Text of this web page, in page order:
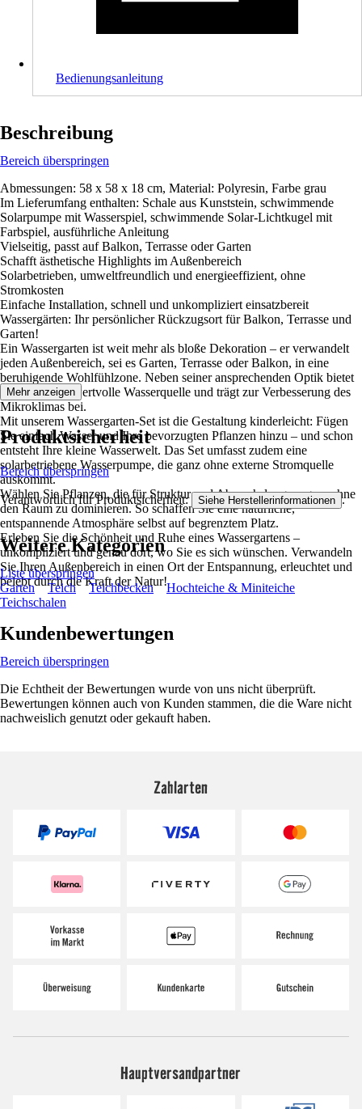
Bedienungsanleitung
Beschreibung
Bereich überspringen
Abmessungen: 58 x 58 x 18 cm, Material: Polyresin, Farbe grau
Im Lieferumfang enthalten: Schale aus Kunststein, schwimmende
Solarpumpe mit Wasserspiel, schwimmende Solar-Lichtkugel mit
Farbspiel, ausführliche Anleitung
Vielseitig, passt auf Balkon, Terrasse oder Garten
Schafft ästhetische Highlights im Außenbereich
Solarbetrieben, umweltfreundlich und energieeffizient, ohne
Stromkosten
Einfache Installation, schnell und unkompliziert einsatzbereit
Wassergärten: Ihr persönlicher Rückzugsort für Balkon, Terrasse und
Garten!
Ein Wassergarten ist weit mehr als bloße Dekoration – er verwandelt
jeden Außenbereich, sei es Garten, Terrasse oder Balkon, in eine
beruhigende Wohlfühlzone. Neben seiner ansprechenden Optik bietet
er Tieren eine wertvolle Wasserquelle und trägt zur Verbesserung des
Mikroklimas bei.
Mit unserem Wassergarten-Set ist die Gestaltung kinderleicht: Fügen
Sie einfach Wasser und Ihre bevorzugten Pflanzen hinzu – und schon
entsteht Ihre kleine Wasserwelt. Das Set umfasst zudem eine
solarbetriebene Wasserpumpe, die ganz ohne externe Stromquelle
auskommt.
Wählen Sie Pflanzen, die für Struktur und Abwechslung sorgen, ohne
den Raum zu dominieren. So schaffen Sie eine natürliche,
entspannende Atmosphäre selbst auf begrenztem Platz.
Erleben Sie die Schönheit und Ruhe eines Wassergartens –
unkompliziert und genau dort, wo Sie es sich wünschen. Verwandeln
Sie Ihren Außenbereich in einen Ort der Entspannung, erleuchtet und
belebt durch die Kraft der Natur!
Mehr anzeigen
Produktsicherheit
Bereich überspringen
Verantwortlich für Produktsicherheit: Siehe Herstellerinformationen .
Weitere Kategorien
Liste überspringen
Garten
Teich Teichbecken
Hochteiche & Miniteiche
Teichschalen
Kundenbewertungen
Bereich überspringen
Die Echtheit der Bewertungen wurde von uns nicht überprüft.
Bewertungen können auch von Kunden stammen, die die Ware nicht
nachweislich genutzt oder gekauft haben.
Zahlarten
Hauptversandpartner